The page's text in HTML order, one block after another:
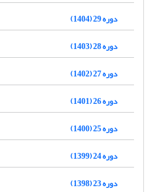
دوره 29 (1404)
دوره 28 (1403)
دوره 27 (1402)
دوره 26 (1401)
دوره 25 (1400)
دوره 24 (1399)
دوره 23 (1398)